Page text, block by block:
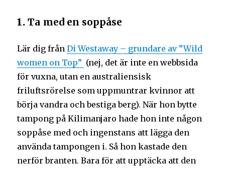
1.Ta med en soppåse
Lär dig frånDi Westaway – grundare av ”Wild
women on Top” (nej, det är inte en webbsida
för vuxna, utan en australiensisk
friluftsrörelse som uppmuntrar kvinnor att
börja vandra och bestiga berg). När hon bytte
tampong på Kilimanjaro hade hon inte någon
soppåse med och ingenstans att lägga den
använda tampongen i. Så hon kastade den
nerför branten. Bara för att upptäcka att den